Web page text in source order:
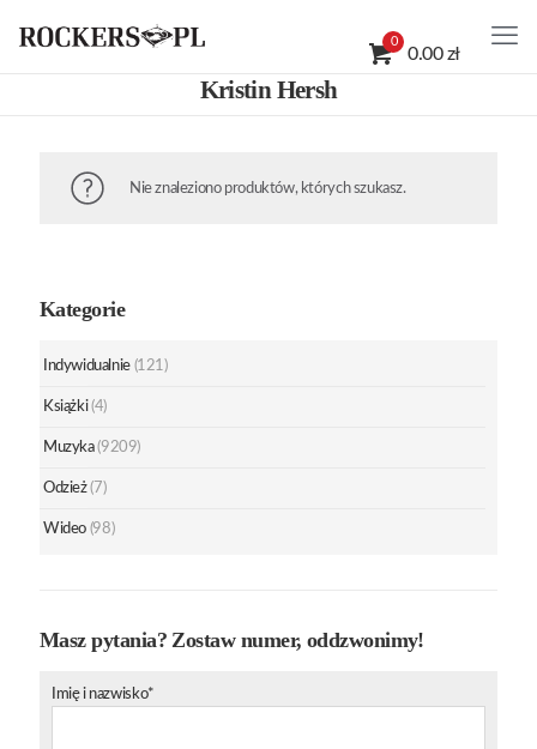
0
0.00 zł
Kristin Hersh
Nie znaleziono produktów, których szukasz.
Kategorie
Indywidualnie (121)
Książki (4)
Muzyka (9209)
Odzież (7)
Wideo (98)
Masz pytania? Zostaw numer, oddzwonimy!
Imię i nazwisko*